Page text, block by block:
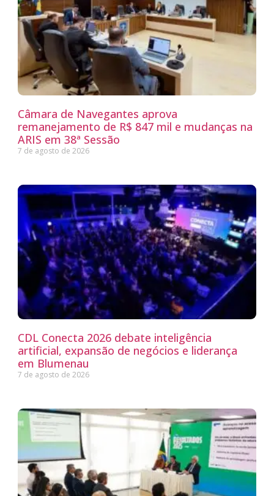
Câmara de Navegantes aprova
remanejamento de R$ 847 mil e mudanças na
ARIS em 38ª Sessão
7 de agosto de 2026
CDL Conecta 2026 debate inteligência
artificial, expansão de negócios e liderança
em Blumenau
7 de agosto de 2026